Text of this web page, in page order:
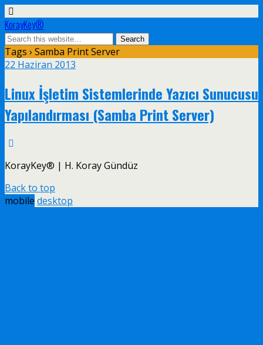
KorayKey®
Tags › Samba Print Server
22 Haziran 2013
Linux İşletim Sistemlerinde Yazıcı Sunucusu
Yapılandırması (Samba Print Server)
KorayKey® | H. Koray Gündüz
Back to top
mobile desktop